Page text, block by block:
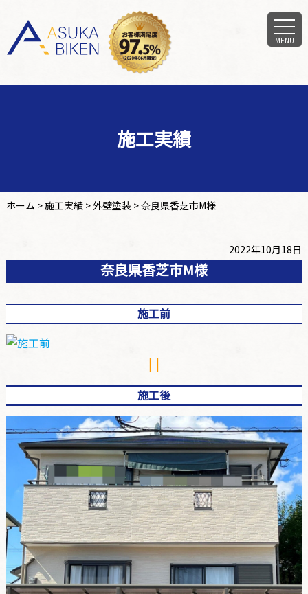
MENU
施工実績
ホーム >施工実績>外壁塗装>奈良県香芝市M様
2022年10月18日
奈良県香芝市M様
施工前
施工後